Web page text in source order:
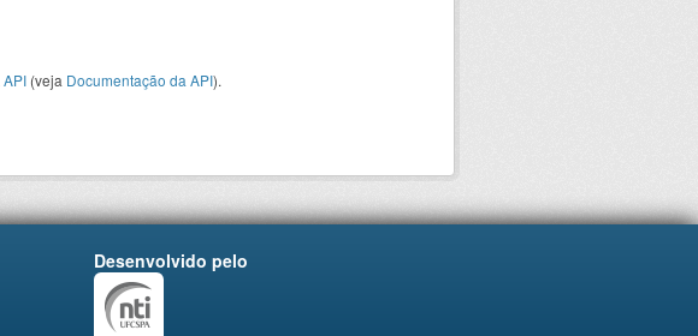
API (veja Documentação da API).
Desenvolvido pelo